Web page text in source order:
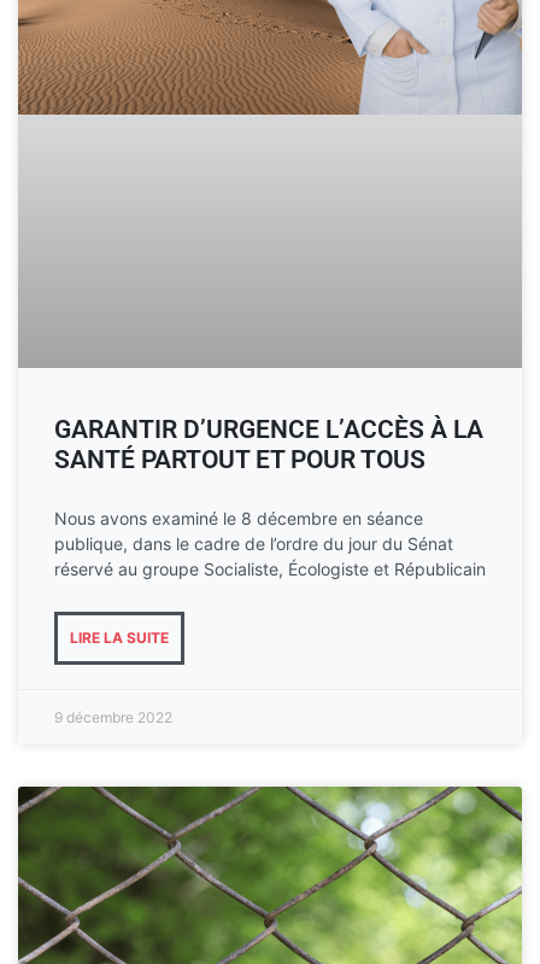
GARANTIR D’URGENCE L’ACCÈS À LA
SANTÉ PARTOUT ET POUR TOUS
Nous avons examiné le 8 décembre en séance
publique, dans le cadre de l’ordre du jour du Sénat
réservé au groupe Socialiste, Écologiste et Républicain
LIRE LA SUITE
9 décembre 2022